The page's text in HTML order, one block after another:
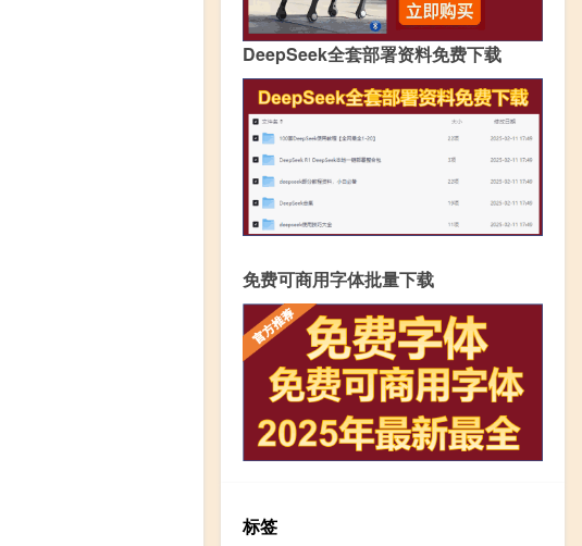
DeepSeek全套部署资料免费下载
免费可商用字体批量下载
标签